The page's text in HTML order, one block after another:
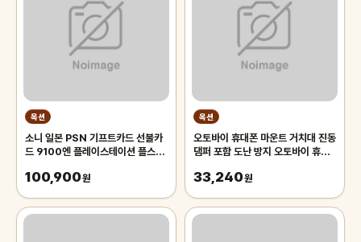
옥션
소니 일본 PSN 기프트카드 선불카
드 9100엔 플레이스테이션 플스
100,900원
옥션
오토바이 휴대폰 마운트 거치대 진동
댐퍼 포함 도난 방지 오토바이 휴대
33,240원